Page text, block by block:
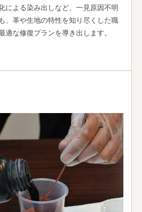
による染み出しなど、一見原因不明
、革や生地の特性を知り尽くした職
適な修復プランを導き出します。